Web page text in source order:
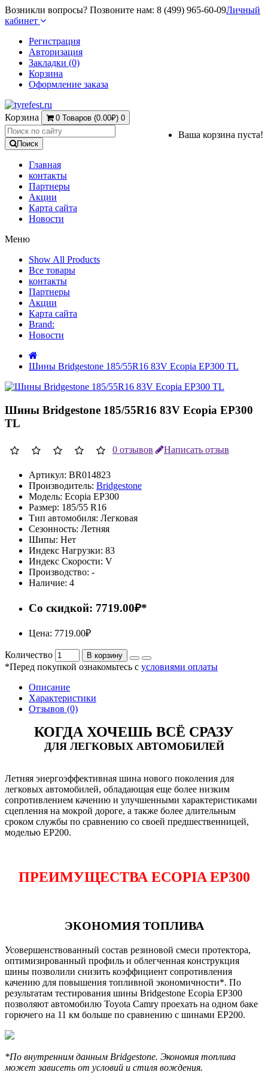
Возникли вопросы? Позвоните нам: 8 (499) 965-60-09Личный
кабинет
Регистрация
Авторизация
Закладки (0)
Корзина
Оформление заказа
Корзина 0 Товаров (0.00₽) 0
Ваша корзина пуста!
Поиск
Главная
контакты
Партнеры
Акции
Карта сайта
Новости
Меню
Show All Products
Все товары
контакты
Партнеры
Акции
Карта сайта
Brand:
Новости
Шины Bridgestone 185/55R16 83V Ecopia EP300 TL
Шины Bridgestone 185/55R16 83V Ecopia EP300
TL
0 отзывов Написать отзыв
Артикул: BR014823
Производитель: Bridgestone
Модель: Ecopia EP300
Размер: 185/55 R16
Тип автомобиля: Легковая
Сезонность: Летняя
Шипы: Нет
Индекс Нагрузки: 83
Индекс Скорости: V
Производство: -
Наличие: 4
Со скидкой: 7719.00₽*
Цена: 7719.00₽
Количество В корзину
*Перед покупкой ознакомьтесь с условиями оплаты
Описание
Характеристики
Отзывов (0)
КОГДА ХОЧЕШЬ ВСЁ СРАЗУ
ДЛЯ ЛЕГКОВЫХ АВТОМОБИЛЕЙ
Летняя энергоэффективная шина нового поколения для
легковых автомобилей, обладающая еще более низким
сопротивлением качению и улучшенными характеристиками
сцепления на мокрой дороге, а также более длительным
сроком службы по сравнению со своей предшественницей,
моделью EP200.
ПРЕИМУЩЕСТВА ECOPIA EP300
ЭКОНОМИЯ ТОПЛИВА
Усовершенствованный состав резиновой смеси протектора,
оптимизированный профиль и облегченная конструкция
шины позволили снизить коэффициент сопротивления
качению для повышения топливной экономичности*. По
результатам тестирования шины Bridgestone Ecopia EP300
позволяют автомобилю Toyota Camry проехать на одном баке
горючего на 11 км больше по сравнению с шинами EP200.
*По внутренним данным Bridgestone. Экономия топлива
может зависеть от условий и стиля вождения.